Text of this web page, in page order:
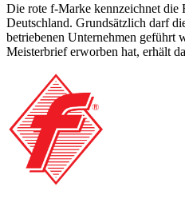
Die rote f-Marke kennzeichnet die
Deutschland. Grundsätzlich darf
betriebenen Unternehmen geführt
Meisterbrief erworben hat, erhält